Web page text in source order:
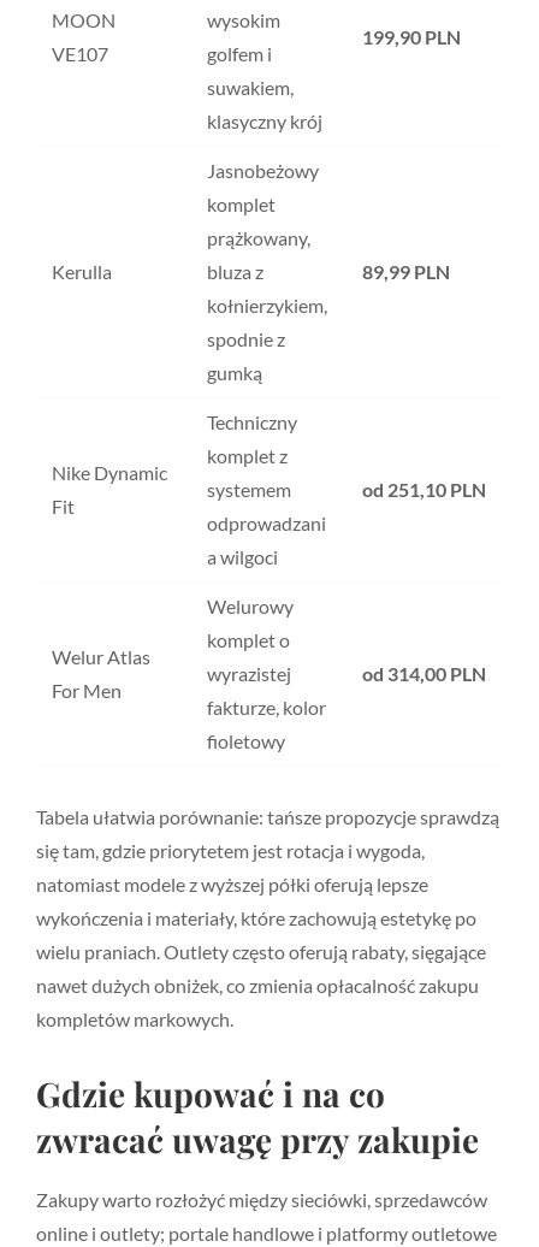
MOON
VE107
wysokim
golfem i
suwakiem,
klasyczny krój
199,90 PLN
Kerulla
Jasnobeżowy
komplet
prążkowany,
bluza z
kołnierzykiem,
spodnie z
gumką
89,99 PLN
Nike Dynamic
Fit
Techniczny
komplet z
systemem
odprowadzani
a wilgoci
od 251,10 PLN
Welur Atlas
For Men
Welurowy
komplet o
wyrazistej
fakturze, kolor
fioletowy
od 314,00 PLN
Tabela ułatwia porównanie: tańsze propozycje sprawdzą
się tam, gdzie priorytetem jest rotacja i wygoda,
natomiast modele z wyższej półki oferują lepsze
wykończenia i materiały, które zachowują estetykę po
wielu praniach. Outlety często oferują rabaty, sięgające
nawet dużych obniżek, co zmienia opłacalność zakupu
kompletów markowych.
Gdzie kupować i na co
zwracać uwagę przy zakupie
Zakupy warto rozłożyć między sieciówki, sprzedawców
online i outlety; portale handlowe i platformy outletowe